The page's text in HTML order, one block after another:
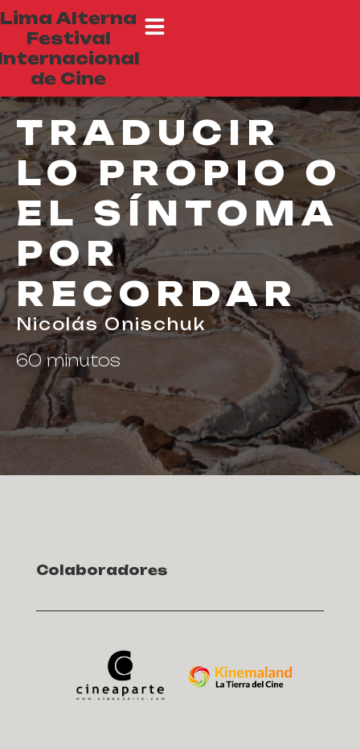
Lima Alterna
Festival
de Cine
TRADUCIR
LO PROPIO O
EL SÍNTOMA
POR
RECORDAR
Nicolás Onischuk
60 minutos
Colaboradores